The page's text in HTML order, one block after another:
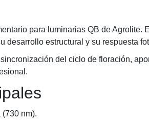
para luminarias QB de Agrolite.
estructural y su respuesta
del ciclo de floración,
nm).